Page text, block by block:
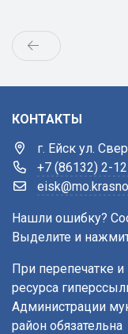
КОНТАКТЫ
г. Ейск ул.
+7 (86132) 2-
Нашли ошибку?
Выделите и
При перепечатке
ресурса
Администрации
район обязательна